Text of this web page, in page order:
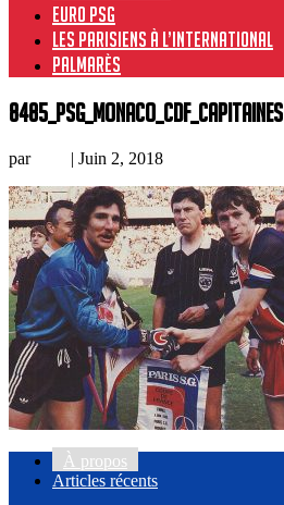
Euro PSG
Les Parisiens à l’international
Palmarès
8485_PSG_Monaco_CdF_capitaines
par | Juin 2, 2018
À propos
Articles récents